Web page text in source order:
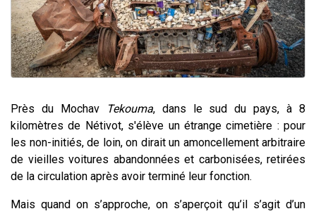
Près du Mochav Tekouma, dans le sud du pays, à 8
kilomètres de Nétivot, s'élève un étrange cimetière : pour
les non-initiés, de loin, on dirait un amoncellement arbitraire
de vieilles voitures abandonnées et carbonisées, retirées
de la circulation après avoir terminé leur fonction.
Mais quand on s’approche, on s’aperçoit qu’il s’agit d’un